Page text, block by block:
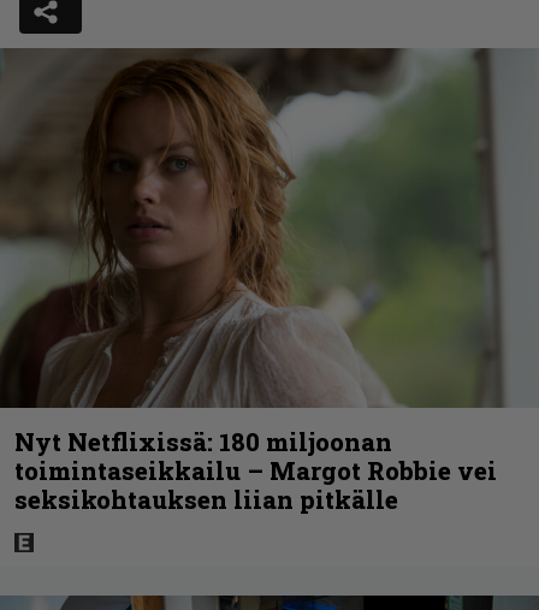
Nyt Netflixissä: 180 miljoonan
toimintaseikkailu – Margot Robbie vei
seksikohtauksen liian pitkälle